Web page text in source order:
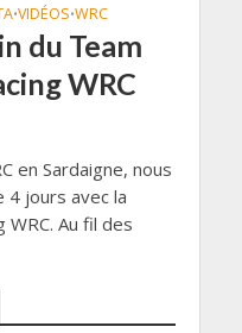
•VIDÉOS•WRC
du Team
WRC
en Sardaigne, nous
4 jours avec la
Au fil des